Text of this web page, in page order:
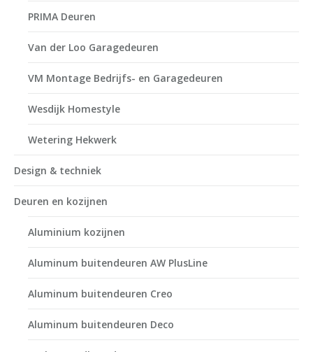
PRIMA Deuren
Van der Loo Garagedeuren
VM Montage Bedrijfs- en Garagedeuren
Wesdijk Homestyle
Wetering Hekwerk
Design & techniek
Deuren en kozijnen
Aluminium kozijnen
Aluminum buitendeuren AW PlusLine
Aluminum buitendeuren Creo
Aluminum buitendeuren Deco